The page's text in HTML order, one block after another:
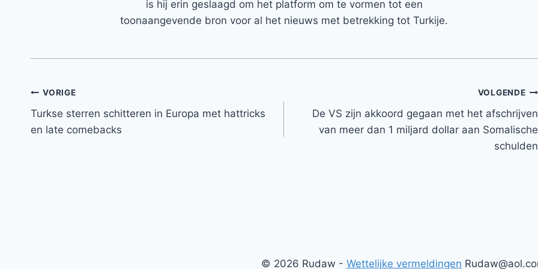
is hij erin geslaagd om het platform om te vormen tot een
toonaangevende bron voor al het nieuws met betrekking tot Turkije.
Bericht
navigatie
VORIGE
Turkse sterren schitteren in Europa met hattricks
en late comebacks
VOLGENDE
De VS zijn akkoord gegaan met het afschrijven
van meer dan 1 miljard dollar aan Somalische
schulden
© 2026 Rudaw - Wettelijke vermeldingen